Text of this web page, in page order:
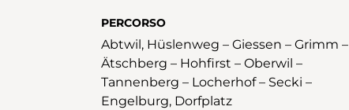
PERCORSO
Abtwil, Hüslenweg – Giessen – Grimm –
Ätschberg – Hohfirst – Oberwil –
Tannenberg – Locherhof – Secki –
Engelburg, Dorfplatz